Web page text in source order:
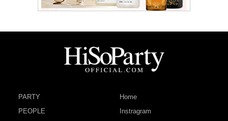
PARTY
PEOPLE
Home
Instragram